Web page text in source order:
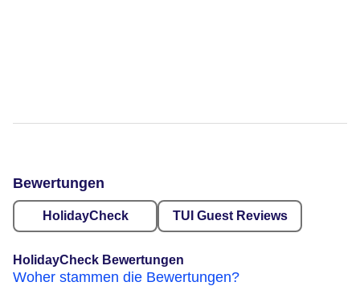
Bewertungen
HolidayCheck TUI Guest Reviews
HolidayCheck Bewertungen
Woher stammen die Bewertungen?